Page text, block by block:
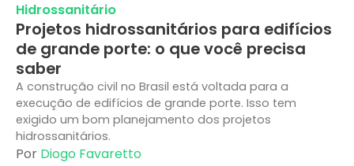
Hidrossanitário
Projetos hidrossanitários para edifícios
de grande porte: o que você precisa
saber
A construção civil no Brasil está voltada para a
execução de edifícios de grande porte. Isso tem
exigido um bom planejamento dos projetos
hidrossanitários.
Por Diogo Favaretto